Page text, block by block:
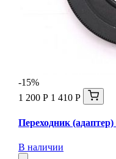
-15%
1 200 Р 1 410 Р
Переходник
В наличии